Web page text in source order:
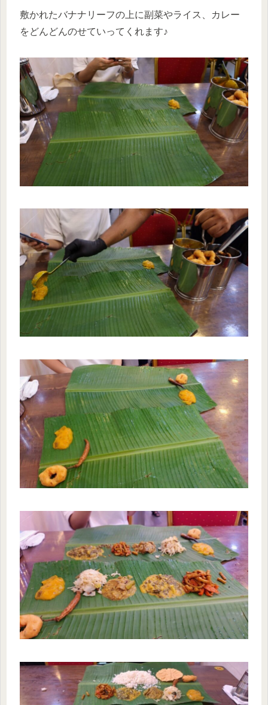
敷かれたバナナリーフの上に副菜やライス、カレー
をどんどんのせていってくれます♪